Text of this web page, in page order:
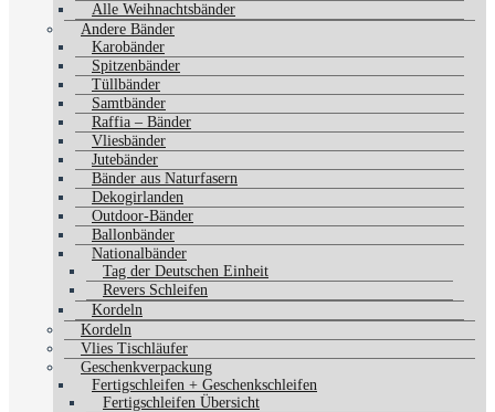
Alle Weihnachtsbänder
Andere Bänder
Karobänder
Spitzenbänder
Tüllbänder
Samtbänder
Raffia – Bänder
Vliesbänder
Jutebänder
Bänder aus Naturfasern
Dekogirlanden
Outdoor-Bänder
Ballonbänder
Nationalbänder
Tag der Deutschen Einheit
Revers Schleifen
Kordeln
Kordeln
Vlies Tischläufer
Geschenkverpackung
Fertigschleifen + Geschenkschleifen
Fertigschleifen Übersicht